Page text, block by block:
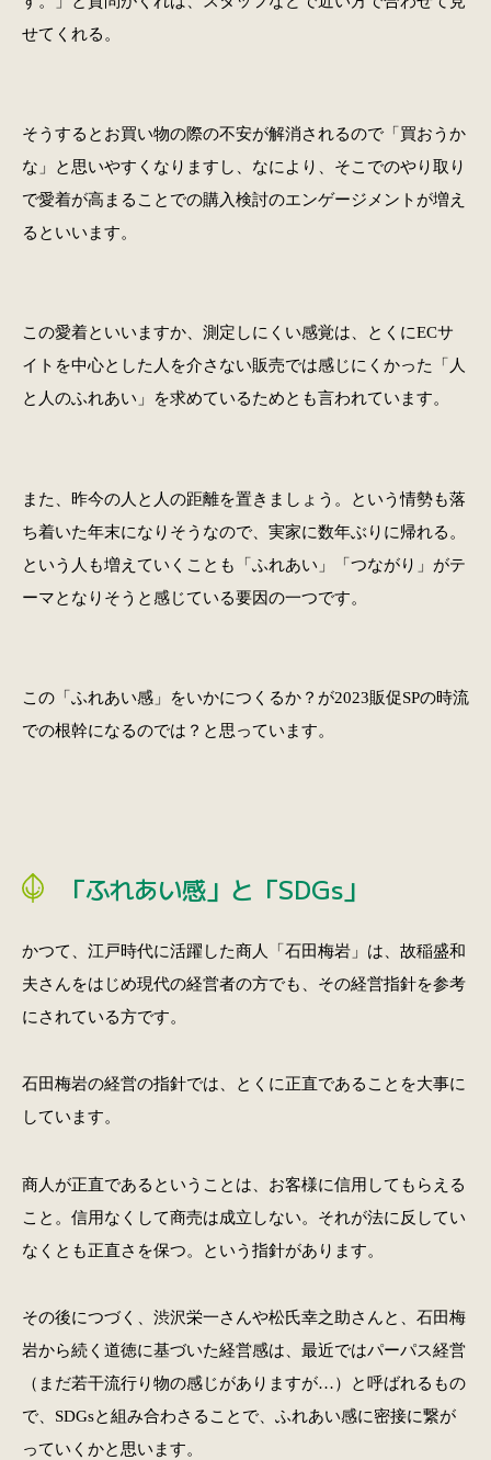
せてくれる。
そうするとお買い物の際の不安が解消されるので「買おうか
な」と思いやすくなりますし、なにより、そこでのやり取り
で愛着が高まることでの購入検討のエンゲージメントが増え
るといいます。
この愛着といいますか、測定しにくい感覚は、とくにECサ
イトを中心とした人を介さない販売では感じにくかった「人
と人のふれあい」を求めているためとも言われています。
また、昨今の人と人の距離を置きましょう。という情勢も落
ち着いた年末になりそうなので、実家に数年ぶりに帰れる。
という人も増えていくことも「ふれあい」「つながり」がテ
ーマとなりそうと感じている要因の一つです。
この「ふれあい感」をいかにつくるか？が2023販促SPの時流
での根幹になるのでは？と思っています。
「ふれあい感」と「SDGs」
かつて、江戸時代に活躍した商人「石田梅岩」は、故稲盛和
夫さんをはじめ現代の経営者の方でも、その経営指針を参考
にされている方です。
石田梅岩の経営の指針では、とくに正直であることを大事に
しています。
商人が正直であるということは、お客様に信用してもらえる
こと。信用なくして商売は成立しない。それが法に反してい
なくとも正直さを保つ。という指針があります。
その後につづく、渋沢栄一さんや松氏幸之助さんと、石田梅
岩から続く道徳に基づいた経営感は、最近ではパーパス経営
（まだ若干流行り物の感じがありますが…）と呼ばれるもの
で、SDGsと組み合わさることで、ふれあい感に密接に繋が
っていくかと思います。